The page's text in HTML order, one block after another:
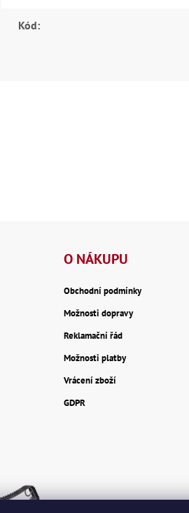
Kód:
O NÁKUPU
Obchodní podmínky
Možnosti dopravy
Reklamační řád
Možnosti platby
Vrácení zboží
GDPR